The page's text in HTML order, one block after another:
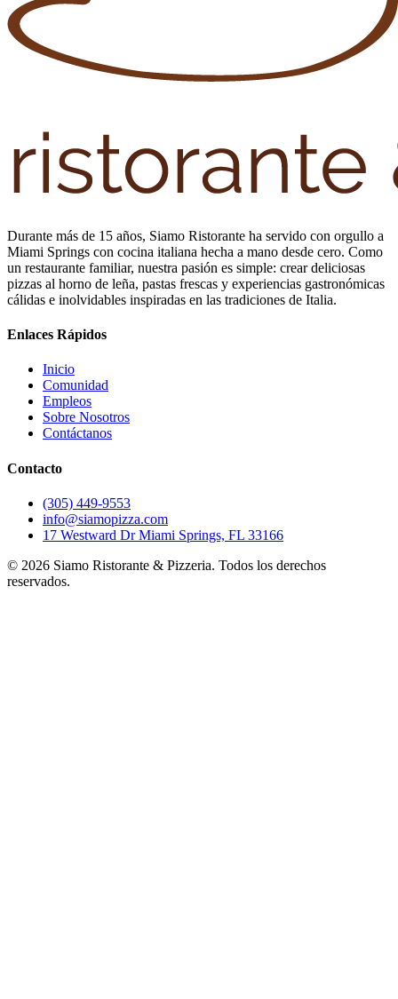
Durante más de 15 años, Siamo Ristorante ha servido con orgullo a
Miami Springs con cocina italiana hecha a mano desde cero. Como
un restaurante familiar, nuestra pasión es simple: crear deliciosas
pizzas al horno de leña, pastas frescas y experiencias gastronómicas
cálidas e inolvidables inspiradas en las tradiciones de Italia.
Enlaces Rápidos
Inicio
Comunidad
Empleos
Sobre Nosotros
Contáctanos
Contacto
(305) 449-9553
info@siamopizza.com
17 Westward Dr Miami Springs, FL 33166
© 2026 Siamo Ristorante & Pizzeria. Todos los derechos
reservados.